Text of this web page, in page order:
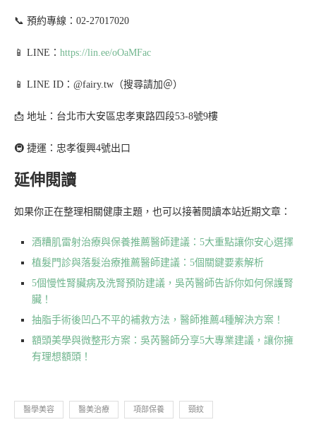
📞 預約專線：02-27017020
📱 LINE： https://lin.ee/oOaMFac
📱 LINE ID：@fairy.tw（搜尋請加＠）
📩 地址：台北市大安區忠孝東路四段53-8號9樓
🚇 捷運：忠孝復興4號出口
延伸閱讀
如果你正在整理相關健康主題，也可以接著閱讀本站近期文章：
酒糟肌雷射治療與保養推薦醫師建議：5大重點讓你安心選擇
植髮門診與落髮治療推薦醫師建議：5個關鍵要素解析
5個慢性腎臟病及洗腎預防建議，吳芮醫師告訴你如何保護腎
臟！
抽脂手術後凹凸不平的補救方法，醫師推薦4種解決方案！
額頭美學與微整形方案：吳芮醫師分享5大專業建議，讓你擁
有理想額頭！
醫學美容 醫美治療 項部保養 頸紋